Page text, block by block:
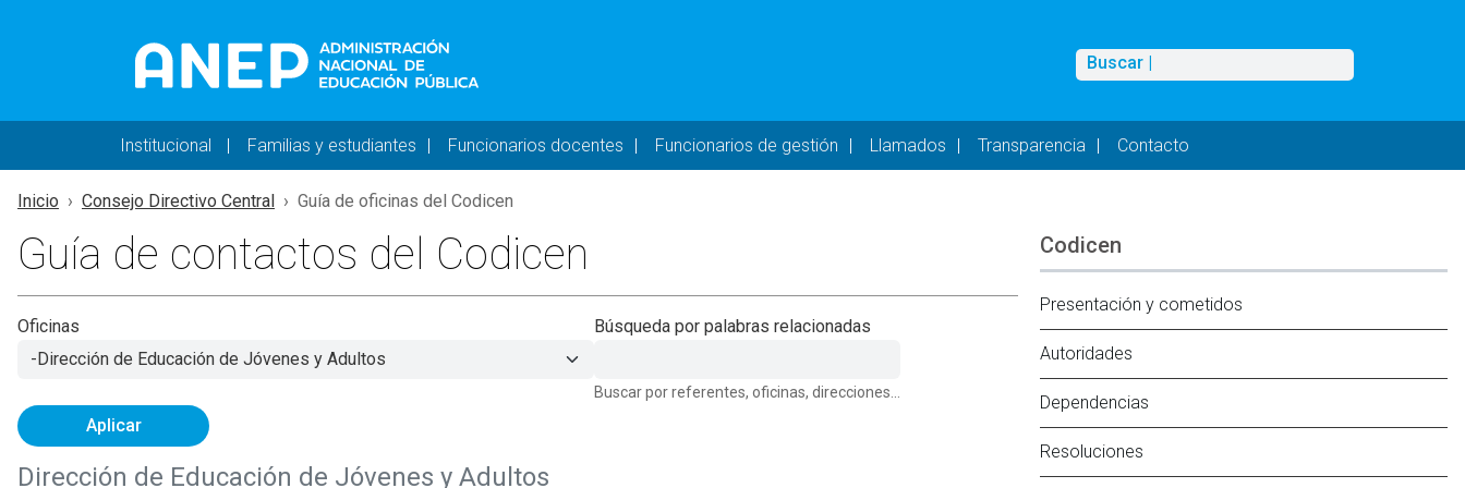
Buscar
Buscar |
Navegación principal - DESKTOP
Institucional Familias y estudiantes Funcionarios docentes Funcionarios de gestión Llamados Transparencia Contacto
Inicio Consejo Directivo Central Guía de oficinas del Codicen
Guía de contactos del Codicen
Oficinas Búsqueda por palabras relacionadas
Buscar por referentes, oficinas, direcciones...
Aplicar
Dirección de Educación de Jóvenes y Adultos
Codicen
Presentación y cometidos
Autoridades
Dependencias
Resoluciones